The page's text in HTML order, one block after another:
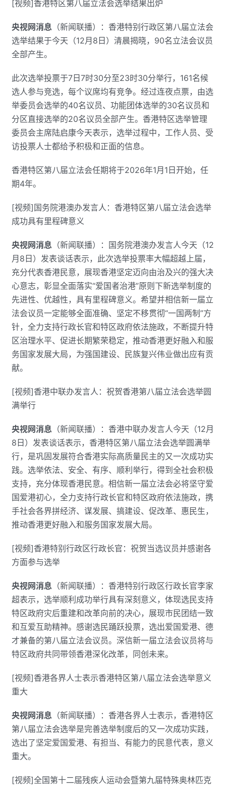
[视频]香港特区第八届立法会选举结果出炉
央视网消息 （新闻联播）：香港特别行政区第八届立法会
选举结果于今天（12月8日）清晨揭晓，90名立法会议员
全部产生。
此次选举投票于7日7时30分至23时30分举行，161名候
选人参与竞选，每个议席均有竞争。经过连夜点票，由选
举委员会选举的40名议员、功能团体选举的30名议员和
分区直接选举的20名议员全部产生。香港特区选举管理
委员会主席陆启康今天表示，选举过程中，工作人员、受
访投票人士都给予积极和正面的信息。
香港特区第八届立法会任期将于2026年1月1日开始，任
期4年。
[视频]国务院港澳办发言人：香港特区第八届立法会选举
成功具有里程碑意义
央视网消息 （新闻联播）：国务院港澳办发言人今天（12
月8日）发表谈话表示，此次选举投票率大幅超越上届，
充分代表香港民意，展现香港坚定迈向由治及兴的强大决
心意志，彰显全面落实“爱国者治港”原则下新选举制度的
先进性、优越性，具有里程碑意义。希望并相信新一届立
法会议员一定能够全面准确、坚定不移贯彻“一国两制”方
针，全力支持行政长官和特区政府依法施政，不断提升特
区治理水平、促进长期繁荣稳定，推动香港更好融入和服
务国家发展大局，为强国建设、民族复兴伟业做出应有贡
献。
[视频]香港中联办发言人：祝贺香港第八届立法会选举圆
满举行
央视网消息 （新闻联播）：香港中联办发言人今天（12月
8日）发表谈话表示，香港特区第八届立法会选举圆满举
行，是巩固发展符合香港实际高质量民主的又一次成功实
践。选举依法、安全、有序、顺利举行，得到全社会积极
支持，充分体现香港民意。相信新一届立法会必将坚守爱
国爱港初心，全力支持行政长官和特区政府依法施政，携
手社会各界拼经济、谋发展、搞建设、促改革、惠民生，
推动香港更好融入和服务国家发展大局。
[视频]香港特别行政区行政长官：祝贺当选议员并感谢各
方面参与选举
央视网消息 （新闻联播）：香港特别行政区行政长官李家
超表示，选举顺利成功举行具有深刻意义，体现选民支持
特区政府灾后重建和改革向前的决心，展现市民团结一致
和互爱互助精神。感谢选民踊跃投票，选出爱国爱港、德
才兼备的第八届立法会议员。深信新一届立法会议员将与
特区政府共同带领香港深化改革，同创未来。
[视频]香港各界人士表示香港特区第八届立法会选举意义
重大
央视网消息 （新闻联播）：香港各界人士表示，香港特区
第八届立法会选举是完善选举制度后的又一次成功实践，
选出了坚定爱国爱港、有担当、有能力的民意代表，意义
重大。
[视频]全国第十二届残疾人运动会暨第九届特殊奥林匹克